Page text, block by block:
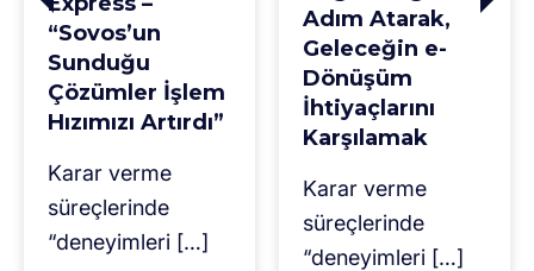
“Sovos’un
Sunduğu
Çözümler İşlem
Hızımızı Artırdı”
Karar verme
süreçlerinde
“deneyimleri […]
Adım Atarak,
Geleceğin e-
Dönüşüm
İhtiyaçlarını
Karşılamak
Karar verme
süreçlerinde
“deneyimleri […]